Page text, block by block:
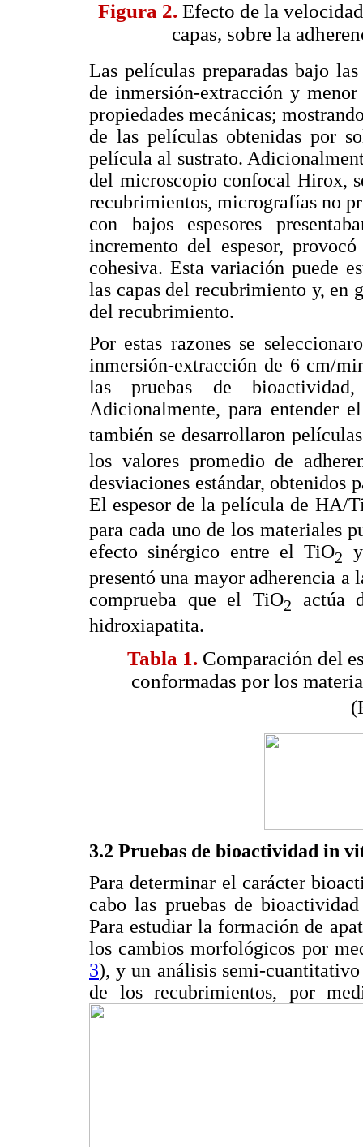
Figura 2. Efecto de la
capas, sobre la
Las películas preparadas bajo
de inmersión-extracción y
propiedades mecánicas;
de las películas obtenidas por
película al sustrato.
del microscopio confocal Hirox,
recubrimientos, micrografías no
con bajos espesores
incremento del espesor,
cohesiva. Esta variación puede
las capas del recubrimiento y, en
del recubrimiento.
Por estas razones se
inmersión-extracción de 6 cm/
las pruebas de
Adicionalmente, para entender
también se desarrollaron
los valores promedio de
desviaciones estándar, obtenidos
El espesor de la película de HA/
para cada uno de los materiales
efecto sinérgico entre el TiO2
presentó una mayor adherencia
comprueba que el TiO2
actúa
hidroxiapatita.
Tabla 1. Comparación del
conformadas por los
3.2 Pruebas de bioactividad in
Para determinar el carácter
cabo las pruebas de
Para estudiar la formación de
los cambios morfológicos por
3), y un análisis semi-
de los recubrimientos, por